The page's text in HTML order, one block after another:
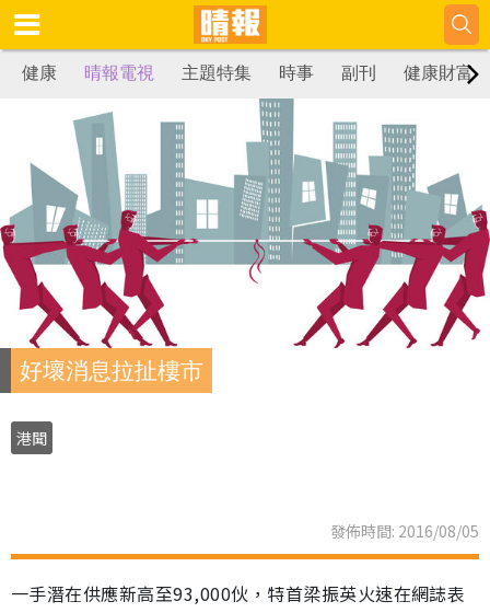
健康 晴報電視 主題特集 時事 副刊 健康財富
好壞消息拉扯樓市
港聞
發佈時間: 2016/08/05
一手潛在供應新高至93,000伙，特首梁振英火速在網誌表